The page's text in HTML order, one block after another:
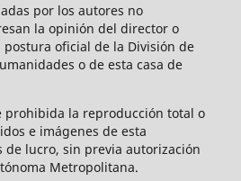
por los autores no
la opinión del director o
oficial de la División de
o de esta casa de
prohibida la reproducción total o
e imágenes de esta
de lucro, sin previa autorización
Metropolitana.